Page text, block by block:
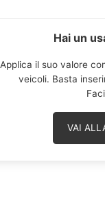
Hai un
Applica il suo valore
veicoli. Basta
VAI